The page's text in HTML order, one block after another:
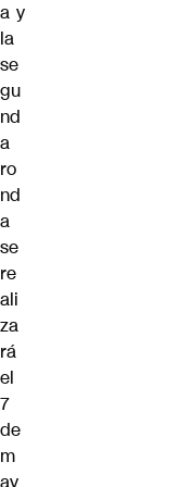
a y
la
se
gu
nd
a
ro
nd
a
se
re
ali
za
rá
el
7
de
m
ay